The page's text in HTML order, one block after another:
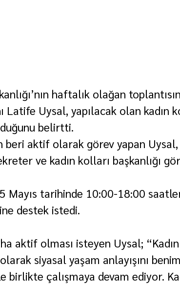
haftalık olağan
Latife Uysal, yapılacak olan kadın
belirtti.
beri aktif olarak görev yapan
ve kadın kolları başkanlığı
Mayıs tarihinde 10:00-18:00
destek istedi.
aktif olması isteyen Uysal;
siyasal yaşam anlayışını
birlikte çalışmaya devam ediyor.